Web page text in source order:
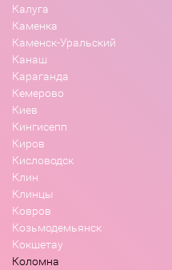
Калуга
Каменка
Каменск-Уральский
Канаш
Караганда
Кемерово
Киев
Кингисепп
Киров
Кисловодск
Клин
Клинцы
Ковров
Козьмодемьянск
Кокшетау
Коломна